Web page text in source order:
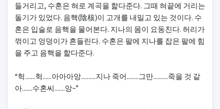
들거리고, 수혼은 혀로 계곡을 핥다준다. 그때 혀끝에 거리는
돌기가 있었다. 음핵(陰核)이 고개를 내밀고 있는 것이다. 수
혼은 입술로 음핵을 물어본다. 지나의 몸이 요동친다. 허리가
꺾이고 엉덩이가 흔들린다. 수혼은 팔에 지나를 잡은 팔에 힘
을 주고 음핵을 핥다준다.
“헉.......헉......아아아앙..........지나 죽어........그만..........죽을 것 같
아.......수혼씨.......앙~”